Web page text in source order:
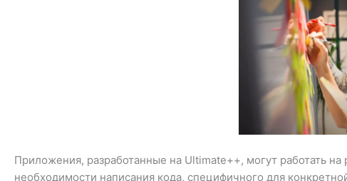
Приложения, разработанные на Ultimate++, могут работать
необходимости написания кода, специфичного для